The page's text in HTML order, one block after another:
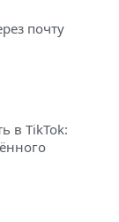
почту
в TikTok: